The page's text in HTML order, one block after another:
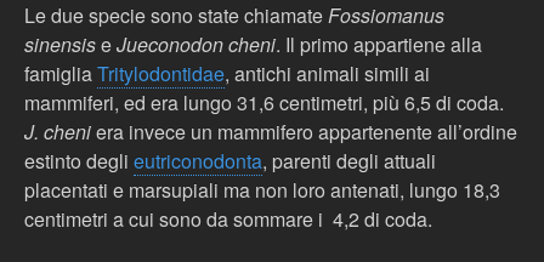
Le due specie sono state chiamateFossiomanus
sinensiseJueconodon cheni. Il primo appartiene alla
famigliaTritylodontidae, antichi animali simili ai
mammiferi, ed era lungo 31,6 centimetri, più 6,5 di coda.
J. cheniera invece un mammifero appartenente all’ordine
estinto degli eutriconodonta, parenti degli attuali
placentati e marsupiali ma non loro antenati, lungo 18,3
centimetri a cui sono da sommare i 4,2 di coda.